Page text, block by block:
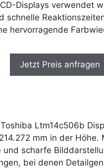
Displays verwendet
schnelle
hervorragende
Jetzt Preis anfragen
Ltm14c506b
mm in der Höhe.
scharfe
bei denen